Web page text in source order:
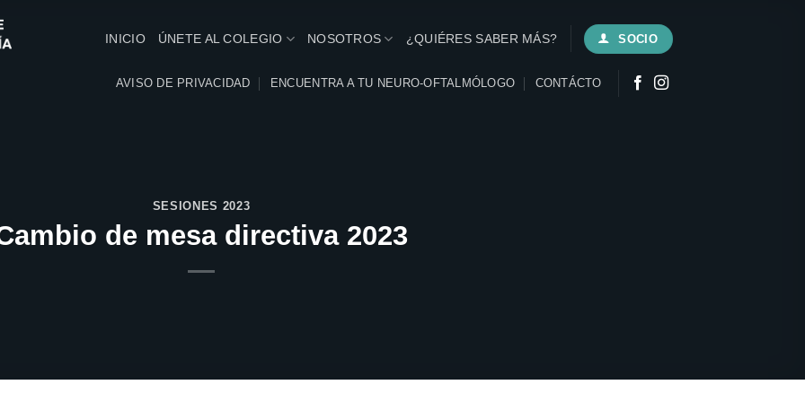
INICIO ÚNETE AL COLEGIO NOSOTROS ¿QUIÉRES SABER MÁS? SOCIO
AVISO DE PRIVACIDAD ENCUENTRA A TU NEURO-OFTALMÓLOGO CONTÁCTO
SESIONES 2023
de mesa directiva 2023